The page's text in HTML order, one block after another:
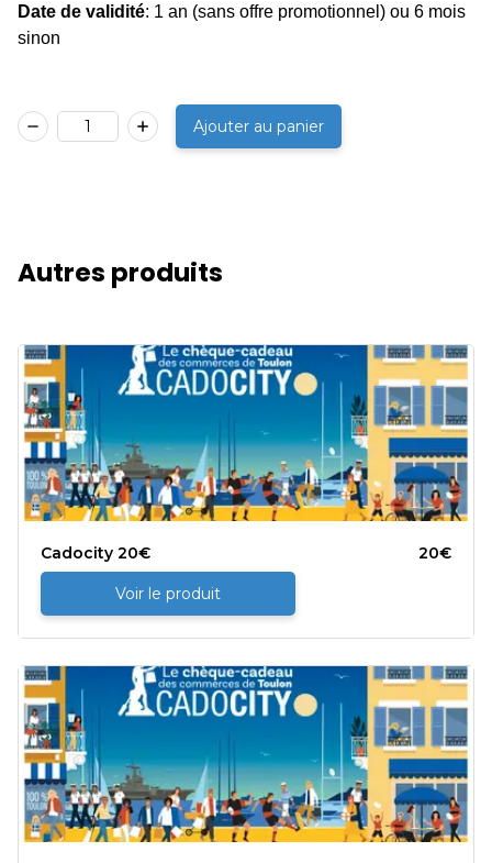
Date de validité: 1 an (sans offre promotionnel) ou 6 mois
sinon
1 Ajouter au panier
Autres produits
Cadocity 20€ 20€
Voir le produit